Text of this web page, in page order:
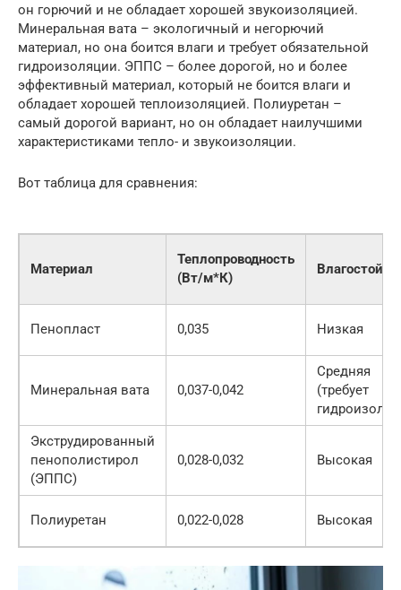
он горючий и не обладает хорошей звукоизоляцией.
Минеральная вата – экологичный и негорючий
материал, но она боится влаги и требует обязательной
гидроизоляции. ЭППС – более дорогой, но и более
эффективный материал, который не боится влаги и
обладает хорошей теплоизоляцией. Полиуретан –
самый дорогой вариант, но он обладает наилучшими
характеристиками тепло- и звукоизоляции.
Вот таблица для сравнения:
Материал
Теплопроводность
(Вт/м*К)
Пенопласт 0,035 Низкая
Минеральная вата 0,037-0,042
Средняя
(требует
Экструдированный
пенополистирол
(ЭППС)
0,028-0,032 Высокая
Полиуретан 0,022-0,028 Высокая